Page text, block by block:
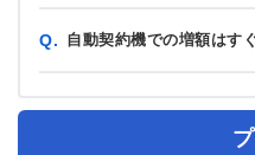
Q. 自動契約機での増額はす